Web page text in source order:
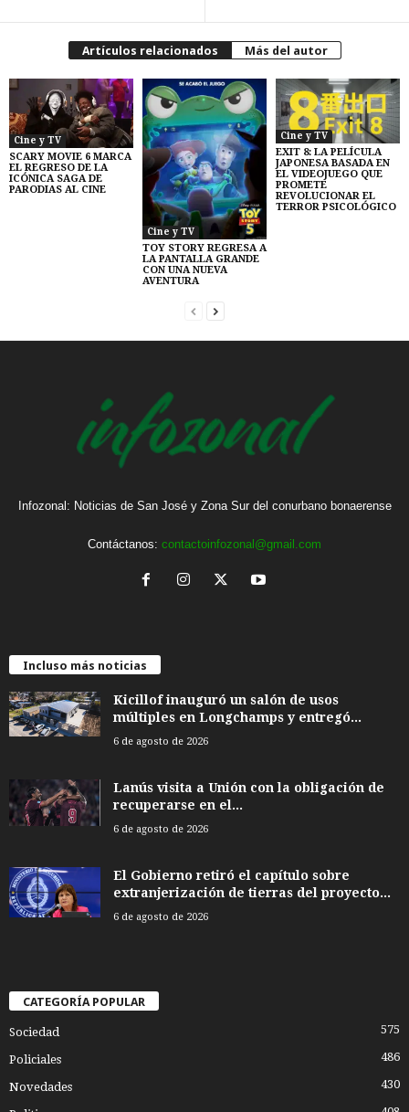
Artículos relacionados Más del autor
Cine y TV
SCARY MOVIE 6 MARCA
EL REGRESO DE LA
ICÓNICA SAGA DE
PARODIAS AL CINE
Cine y TV
TOY STORY REGRESA A
LA PANTALLA GRANDE
CON UNA NUEVA
AVENTURA
Cine y TV
EXIT 8: LA PELÍCULA
JAPONESA BASADA EN
EL VIDEOJUEGO QUE
PROMETE
REVOLUCIONAR EL
TERROR PSICOLÓGICO
Infozonal: Noticias de San José y Zona Sur del conurbano bonaerense
Contáctanos: contactoinfozonal@gmail.com
Incluso más noticias
Kicillof inauguró un salón de usos
múltiples en Longchamps y entregó...
6 de agosto de 2026
Lanús visita a Unión con la obligación de
recuperarse en el...
6 de agosto de 2026
El Gobierno retiró el capítulo sobre
extranjerización de tierras del proyecto...
6 de agosto de 2026
CATEGORÍA POPULAR
Sociedad 575
Policiales 486
Novedades 430